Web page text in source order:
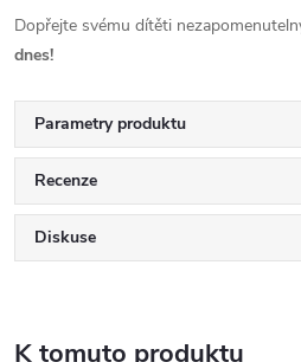
Dopřejte svému dítěti
dnes!
Parametry produktu
Recenze
Diskuse
K tomuto produktu